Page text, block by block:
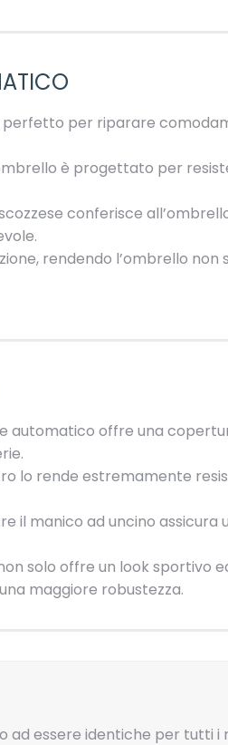
perfetto per riparare
è progettato per
conferisce
rendendo l’ombrello non
automatico offre una
lo rende estremamente
il manico ad uncino assicura
solo offre un look sportivo
maggiore robustezza.
ad essere identiche per tutti i